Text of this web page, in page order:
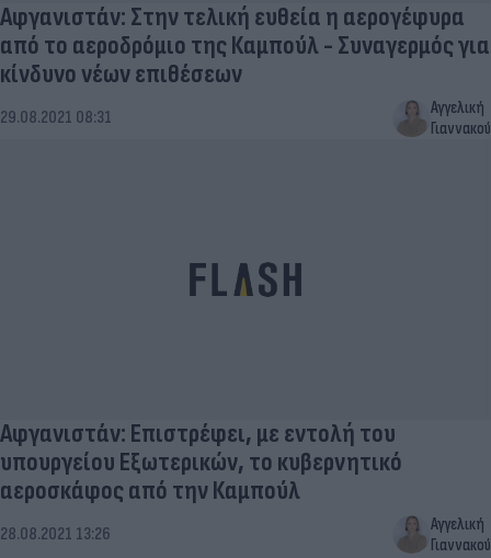
Αφγανιστάν: Στην τελική ευθεία η αερογέφυρα
από το αεροδρόμιο της Καμπούλ - Συναγερμός για
κίνδυνο νέων επιθέσεων
29.08.2021 08:31
Αγγελική
Γιαννακού
Αφγανιστάν: Επιστρέφει, με εντολή του
υπουργείου Εξωτερικών, το κυβερνητικό
αεροσκάφος από την Καμπούλ
28.08.2021 13:26
Αγγελική
Γιαννακού